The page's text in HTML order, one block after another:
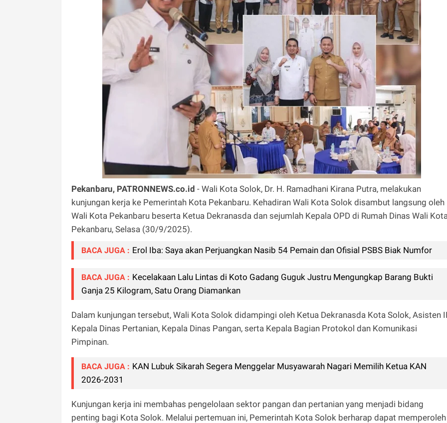
Pekanbaru, PATRONNEWS.co.id - Wali Kota Solok, Dr. H. Ramadhani Kirana Putra, melakukan
kunjungan kerja ke Pemerintah Kota Pekanbaru. Kehadiran Wali Kota Solok disambut langsung oleh
Wali Kota Pekanbaru beserta Ketua Dekranasda dan sejumlah Kepala OPD di Rumah Dinas Wali
Pekanbaru, Selasa (30/9/2025).
BACA JUGA : Erol Iba: Saya akan Perjuangkan Nasib 54 Pemain dan Ofisial PSBS Biak Numfor
BACA JUGA : Kecelakaan Lalu Lintas di Koto Gadang Guguk Justru Mengungkap Barang Bukti
Ganja 25 Kilogram, Satu Orang Diamankan
Dalam kunjungan tersebut, Wali Kota Solok didampingi oleh Ketua Dekranasda Kota Solok, Asisten
Kepala Dinas Pertanian, Kepala Dinas Pangan, serta Kepala Bagian Protokol dan Komunikasi
Pimpinan.
BACA JUGA : KAN Lubuk Sikarah Segera Menggelar Musyawarah Nagari Memilih Ketua KAN
2026-2031
Kunjungan kerja ini membahas pengelolaan sektor pangan dan pertanian yang menjadi bidang
penting bagi Kota Solok. Melalui pertemuan ini, Pemerintah Kota Solok berharap dapat memperoleh